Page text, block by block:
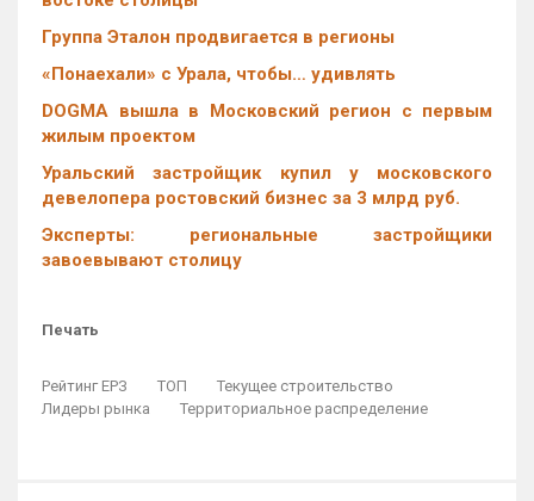
Группа Эталон продвигается в регионы
«Понаехали» с Урала, чтобы… удивлять
DOGMA вышла в Московский регион с первым
жилым проектом
Уральский застройщик купил у московского
девелопера ростовский бизнес за 3 млрд руб.
Эксперты: региональные застройщики
завоевывают столицу
Печать
Рейтинг ЕРЗ ТОП
Текущее строительство
Лидеры рынка
Территориальное распределение